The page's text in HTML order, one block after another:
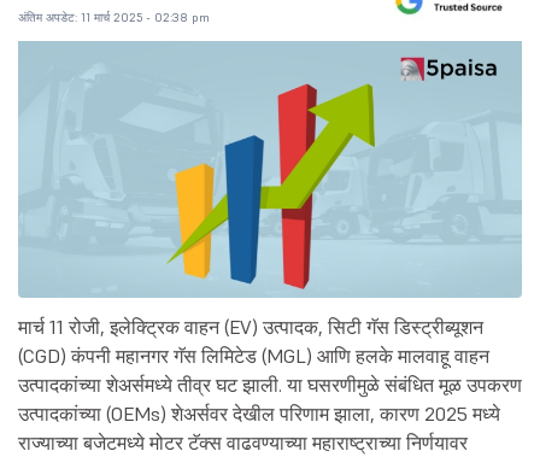
अंतिम अपडेट: 11 मार्च 2025 - 02:38 pm
मार्च 11 रोजी, इलेक्ट्रिक वाहन (EV) उत्पादक, सिटी गॅस डिस्ट्रीब्यूशन
(CGD) कंपनी महानगर गॅस लिमिटेड (MGL) आणि हलके मालवाहू वाहन
उत्पादकांच्या शेअर्समध्ये तीव्र घट झाली. या घसरणीमुळे संबंधित मूळ उपकरण
उत्पादकांच्या (OEMs) शेअर्सवर देखील परिणाम झाला, कारण 2025 मध्ये
राज्याच्या बजेटमध्ये मोटर टॅक्स वाढवण्याच्या महाराष्ट्राच्या निर्णयावर